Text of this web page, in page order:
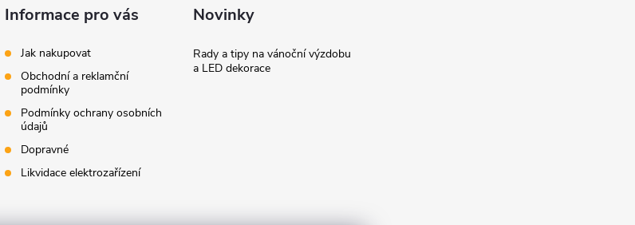
Informace pro vás
Jak nakupovat
Obchodní a reklamční
podmínky
Podmínky ochrany osobních
údajů
Dopravné
Likvidace elektrozařízení
Novinky
Rady a tipy na vánoční výzdobu
a LED dekorace